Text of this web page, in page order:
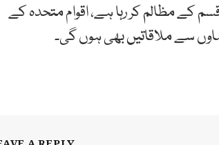
کے مظالم کر رہا ہے، اقوام متحدہ کے
سے ملاقاتیں بھی ہوں گی۔